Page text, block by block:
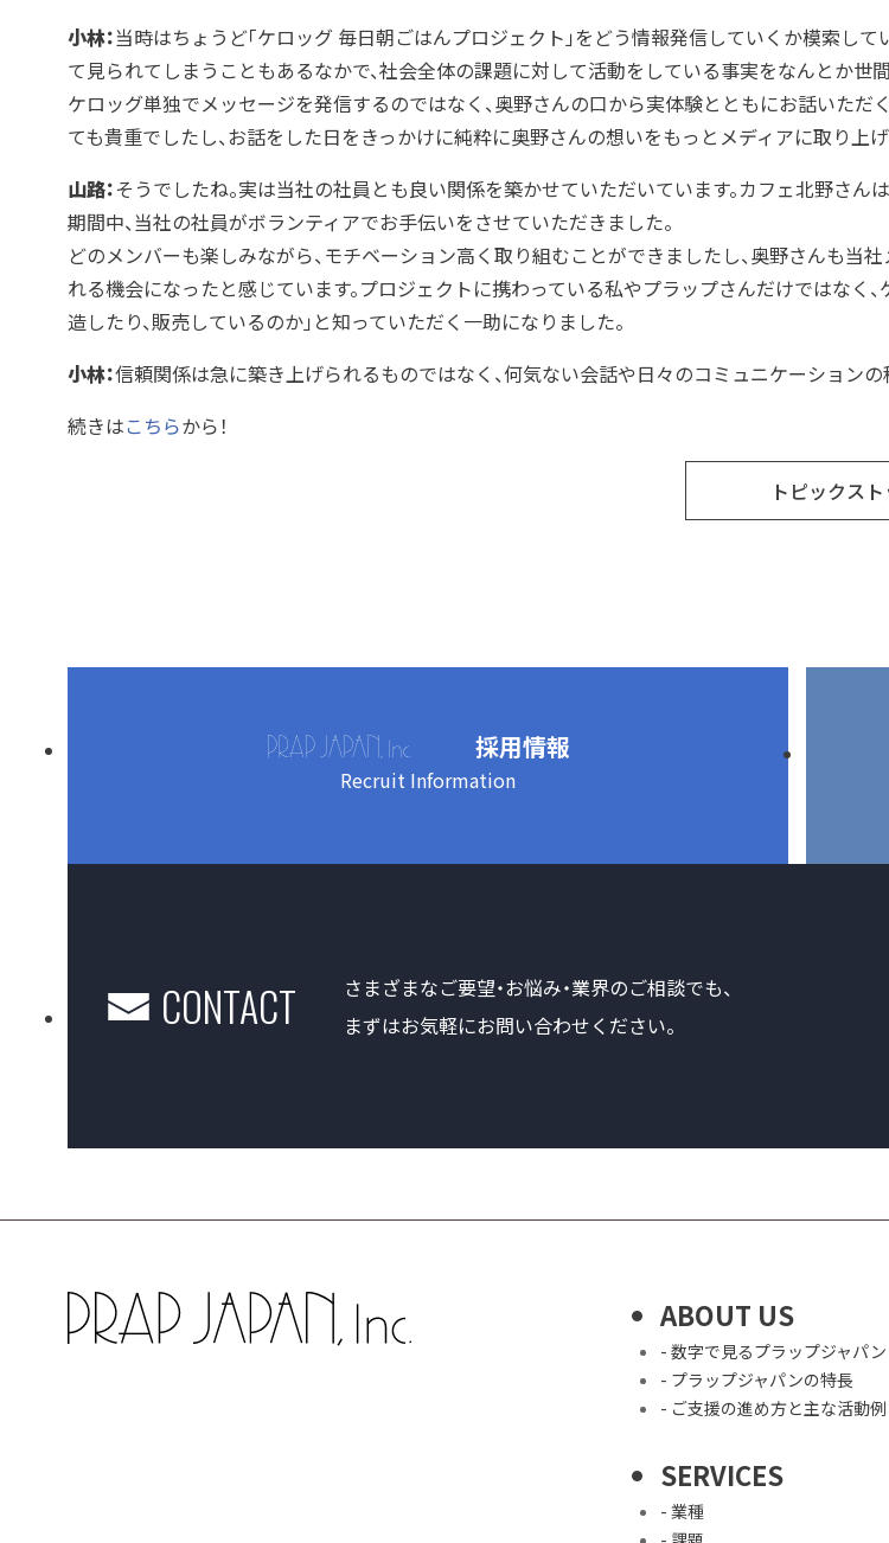
小林：当時はちょうど「ケロッグ 毎日朝ごはんプロジェクト」をどう情報発信していくか模索し
て見られてしまうこともあるなかで、社会全体の課題に対して活動をしている事実をなんとか世
ケロッグ単独でメッセージを発信するのではなく、奥野さんの口から実体験とともにお話いただ
ても貴重でしたし、お話をした日をきっかけに純粋に奥野さんの想いをもっとメディアに取り上
山路：そうでしたね。実は当社の社員とも良い関係を築かせていただいています。カフェ北野さ
期間中、当社の社員がボランティアでお手伝いをさせていただきました。
どのメンバーも楽しみながら、モチベーション高く取り組むことができましたし、奥野さんも当
れる機会になったと感じています。プロジェクトに携わっている私やプラップさんだけではなく
造したり、販売しているのか」と知っていただく一助になりました。
小林：信頼関係は急に築き上げられるものではなく、何気ない会話や日々のコミュニケーションの
続きはこちらから！
トピックス
採用情報
Recruit Information
CONTACT
さまざまなご要望・お悩み・業界のご相談でも、
まずはお気軽にお問い合わせください。
ABOUT US
- 数字で見るプラップジャパン
- プラップジャパンの特長
- ご支援の進め方と主な活動例
SERVICES
- 業種